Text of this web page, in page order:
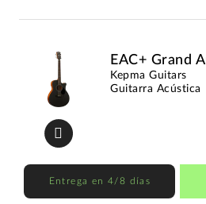
EAC+ Grand
Kepma Guitars
Guitarra Acústica
Entrega en 4/8 días